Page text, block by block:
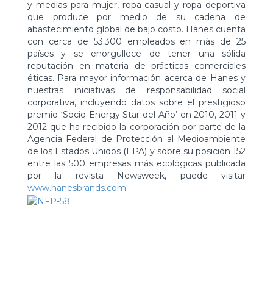
y medias para mujer, ropa casual y ropa deportiva
que produce por medio de su cadena de
abastecimiento global de bajo costo. Hanes cuenta
con cerca de 53.300 empleados en más de 25
países y se enorgullece de tener una sólida
reputación en materia de prácticas comerciales
éticas. Para mayor información acerca de Hanes y
nuestras iniciativas de responsabilidad social
corporativa, incluyendo datos sobre el prestigioso
premio ‘Socio Energy Star del Año’ en 2010, 2011 y
2012 que ha recibido la corporación por parte de la
Agencia Federal de Protección al Medioambiente
de los Estados Unidos (EPA) y sobre su posición 152
entre las 500 empresas más ecológicas publicada
por la revista Newsweek, puede visitar
www.hanesbrands.com.